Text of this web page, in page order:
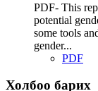
PDF- This
potential
some tools
gender...
PDF
Холбоо барих